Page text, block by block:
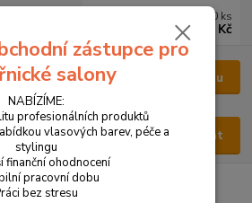
Menu
Hledat
0 ks
0 Kč
COLOREFRESH Gold 300ml
zástupce pro
salony
NABÍZÍME:
profesionálních produktů
vlasových barev, péče a
stylingu
finanční ohodnocení
pracovní dobu
bez stresu